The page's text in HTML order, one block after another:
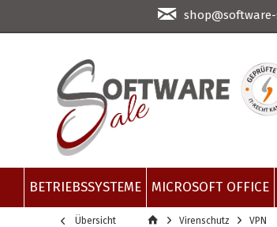
BETRIEBSSYSTEME MICROSOFT OFFICE
Übersicht Virenschutz VPN